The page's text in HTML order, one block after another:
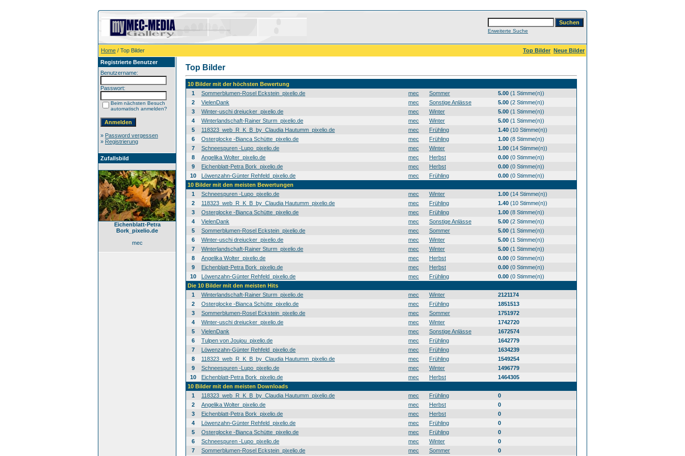
Erweiterte Suche
Home / Top Bilder Top Bilder Neue Bilder
Registrierte Benutzer
Benutzername:
Passwort:
Beim nächsten Besuch
automatisch anmelden?
» Password vergessen
» Registrierung
Zufallsbild
Eichenblatt-Petra
Bork_pixelio.de
mec
Top Bilder
10 Bilder mit der höchsten Bewertung
1
Sommerblumen-Rosel Eckstein_pixelio.de mec Sommer 5.00 (1 Stimme(n))
2
VielenDank mec Sonstige Anlässe 5.00 (2 Stimme(n))
3
Winter-uschi dreiucker_pixelio.de mec Winter 5.00 (1 Stimme(n))
4
Winterlandschaft-Rainer Sturm_pixelio.de mec Winter 5.00 (1 Stimme(n))
5
118323_web_R_K_B_by_Claudia Hautumm_pixelio.de mec Frühling 1.40 (10 Stimme(n))
6
Osterglocke -Bianca Schütte_pixelio.de mec Frühling 1.00 (8 Stimme(n))
7
Schneespuren -Lupo_pixelio.de mec Winter 1.00 (14 Stimme(n))
8
Angelika Wolter_pixelio.de mec Herbst 0.00 (0 Stimme(n))
9
Eichenblatt-Petra Bork_pixelio.de mec Herbst 0.00 (0 Stimme(n))
10
Löwenzahn-Günter Rehfeld_pixelio.de mec Frühling 0.00 (0 Stimme(n))
10 Bilder mit den meisten Bewertungen
1
Schneespuren -Lupo_pixelio.de mec Winter 1.00 (14 Stimme(n))
2
118323_web_R_K_B_by_Claudia Hautumm_pixelio.de mec Frühling 1.40 (10 Stimme(n))
3
Osterglocke -Bianca Schütte_pixelio.de mec Frühling 1.00 (8 Stimme(n))
4
VielenDank mec Sonstige Anlässe 5.00 (2 Stimme(n))
5
Sommerblumen-Rosel Eckstein_pixelio.de mec Sommer 5.00 (1 Stimme(n))
6
Winter-uschi dreiucker_pixelio.de mec Winter 5.00 (1 Stimme(n))
7
Winterlandschaft-Rainer Sturm_pixelio.de mec Winter 5.00 (1 Stimme(n))
8
Angelika Wolter_pixelio.de mec Herbst 0.00 (0 Stimme(n))
9
Eichenblatt-Petra Bork_pixelio.de mec Herbst 0.00 (0 Stimme(n))
10
Löwenzahn-Günter Rehfeld_pixelio.de mec Frühling 0.00 (0 Stimme(n))
Die 10 Bilder mit den meisten Hits
1
Winterlandschaft-Rainer Sturm_pixelio.de mec Winter
2121174
2
Osterglocke -Bianca Schütte_pixelio.de mec Frühling
1851513
3
Sommerblumen-Rosel Eckstein_pixelio.de mec Sommer
1751972
4
Winter-uschi dreiucker_pixelio.de mec Winter
1742720
5
VielenDank mec Sonstige Anlässe
1672574
6
Tulpen von Joujou_pixelio.de mec Frühling
1642779
7
Löwenzahn-Günter Rehfeld_pixelio.de mec Frühling
1634239
8
118323_web_R_K_B_by_Claudia Hautumm_pixelio.de mec Frühling
1549254
9
Schneespuren -Lupo_pixelio.de mec Winter
1496779
10
Eichenblatt-Petra Bork_pixelio.de mec Herbst
1464305
10 Bilder mit den meisten Downloads
1
118323_web_R_K_B_by_Claudia Hautumm_pixelio.de mec Frühling
0
2
Angelika Wolter_pixelio.de mec Herbst
0
3
Eichenblatt-Petra Bork_pixelio.de mec Herbst
0
4
Löwenzahn-Günter Rehfeld_pixelio.de mec Frühling
0
5
Osterglocke -Bianca Schütte_pixelio.de mec Frühling
0
6
Schneespuren -Lupo_pixelio.de mec Winter
0
7
Sommerblumen-Rosel Eckstein_pixelio.de mec Sommer 0